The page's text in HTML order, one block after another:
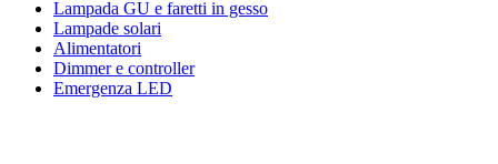
Lampada GU e faretti in gesso
Lampade solari
Alimentatori
Dimmer e controller
Emergenza LED